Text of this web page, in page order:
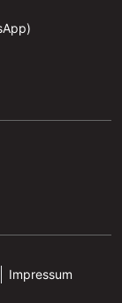
Impressum